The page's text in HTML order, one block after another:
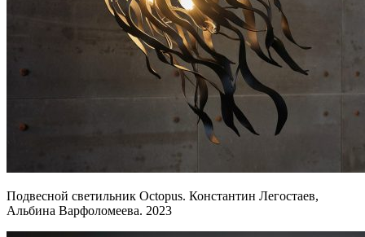
Подвесной светильник Octopus. Константин Легостаев,
Альбина Варфоломеева. 2023